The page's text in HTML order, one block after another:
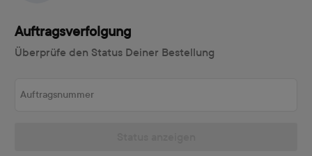
Auftragsverfolgung
Überprüfe den Status Deiner Bestellung